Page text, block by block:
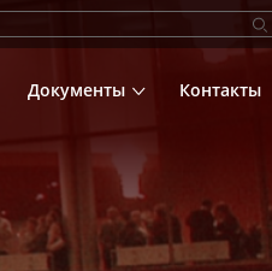
Документы Контакты